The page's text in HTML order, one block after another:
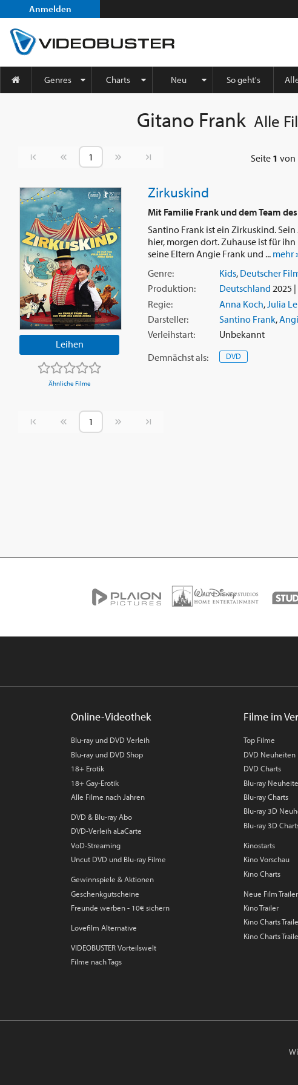
Anmelden
Genres Charts Neu So geht's
Gitano Frank Alle
Vorherige Seite Nächste Seite Seite 1 von
Leihen
Ähnliche Filme
Zirkuskind
Mit Familie Frank und dem Team
Santino Frank ist ein Zirkuskind.
hier, morgen dort. Zuhause ist für
seine Eltern Angie Frank und ... mehr
Genre:
Kids, Deutscher
Produktion:
Deutschland 2025 |
Regie:
Anna Koch, Julia
Darsteller:
Santino Frank,
Verleihstart:
Unbekannt
Demnächstals: DVD
Vorherige Seite Nächste Seite
Online-Videothek
Blu-ray und DVD Verleih
Blu-ray und DVD Shop
18+ Erotik
18+ Gay-Erotik
Alle Filme nach Jahren
DVD & Blu-ray Abo
DVD-Verleih aLaCarte
VoD-Streaming
Uncut DVD und Blu-ray Filme
Gewinnspiele & Aktionen
Geschenkgutscheine
Freunde werben - 10€ sichern
Lovefilm Alternative
VIDEOBUSTER Vorteilswelt
Filme nach Tags
Filme im
Top Filme
DVD Neuheiten
DVD Charts
Blu-ray
Blu-ray Charts
Blu-ray 3D
Blu-ray 3D
Kinostarts
Kino Vorschau
Kino Charts
Neue Film Trailer
Kino Trailer
Kino Charts
Kino Charts